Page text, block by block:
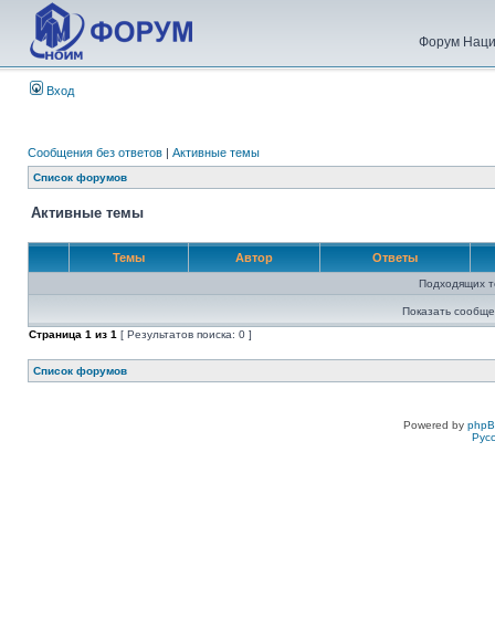
Форум
Вход
Сообщения без ответов | Активные темы
Список форумов
Активные темы
Темы Автор Ответы
Подходящих
Показать
Страница 1 из 1 [ Результатов поиска: 0 ]
Список форумов
Powered by